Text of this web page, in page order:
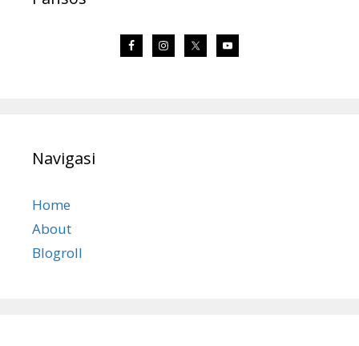
Navigasi
Home
About
Blogroll